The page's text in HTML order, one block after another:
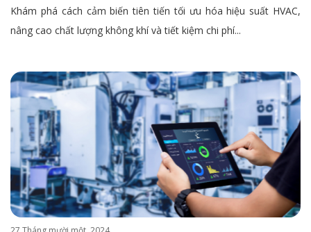
Khám phá cách cảm biến tiên tiến tối ưu hóa hiệu suất HVAC,
nâng cao chất lượng không khí và tiết kiệm chi phí...